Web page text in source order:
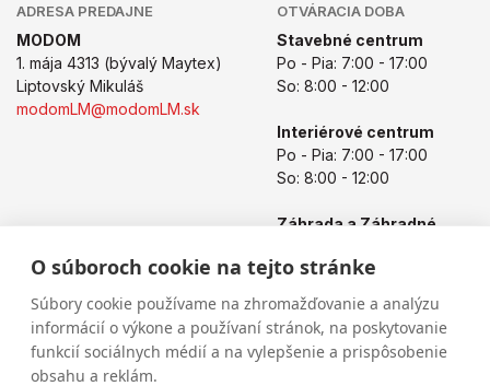
O súboroch cookie na tejto stránke
Súbory cookie používame na zhromažďovanie a analýzu
informácií o výkone a používaní stránok, na poskytovanie
funkcií sociálnych médií a na vylepšenie a prispôsobenie
obsahu a reklám.
ADRESA PREDAJNE
MODOM
1. mája 4313 (bývalý Maytex)
Liptovský Mikuláš
modomLM@modomLM.sk
OTVÁRACIA DOBA
Stavebné centrum
Po - Pia: 7:00 - 17:00
So: 8:00 - 12:00
Interiérové centrum
Po - Pia: 7:00 - 17:00
So: 8:00 - 12:00
Záhrada a Záhradné
Po - Pia: 8:00 - 17:00
So: 8:00 - 12:00